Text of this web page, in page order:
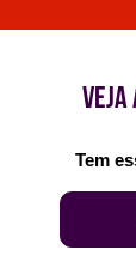
VEJA
Tem